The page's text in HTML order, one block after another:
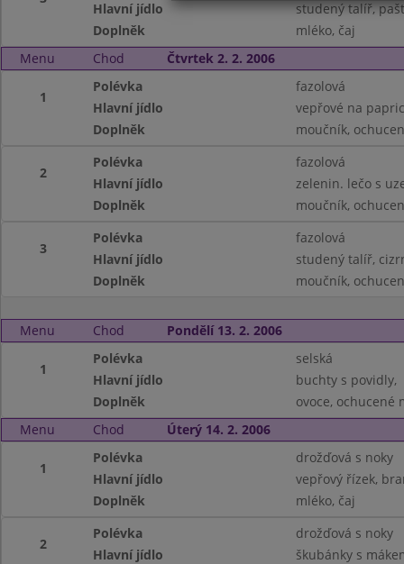
Hlavní jídlo
studený talíř,
Doplněk
mléko, čaj
Menu
Chod Čtvrtek 2. 2. 2006
1
Polévka
fazolová
Hlavní jídlo
vepřové na
Doplněk
moučník,
2
Polévka
fazolová
Hlavní jídlo
zelenin. lečo s
Doplněk
moučník,
3
Polévka
fazolová
Hlavní jídlo
studený talíř,
Doplněk
moučník,
Menu Chod Pondělí 13. 2. 2006
1
Polévka
selská
Hlavní jídlo
buchty s povidly,
Doplněk
ovoce, ochucené
Menu
Chod Úterý 14. 2. 2006
1
Polévka
drožďová s noky
Hlavní jídlo
vepřový řízek,
Doplněk
mléko, čaj
2
Polévka
drožďová s noky
Hlavní jídlo
škubánky s